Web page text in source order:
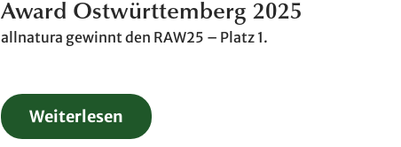
Award Ostwürttemberg 2025
allnatura gewinnt den RAW25 – Platz 1.
Weiterlesen